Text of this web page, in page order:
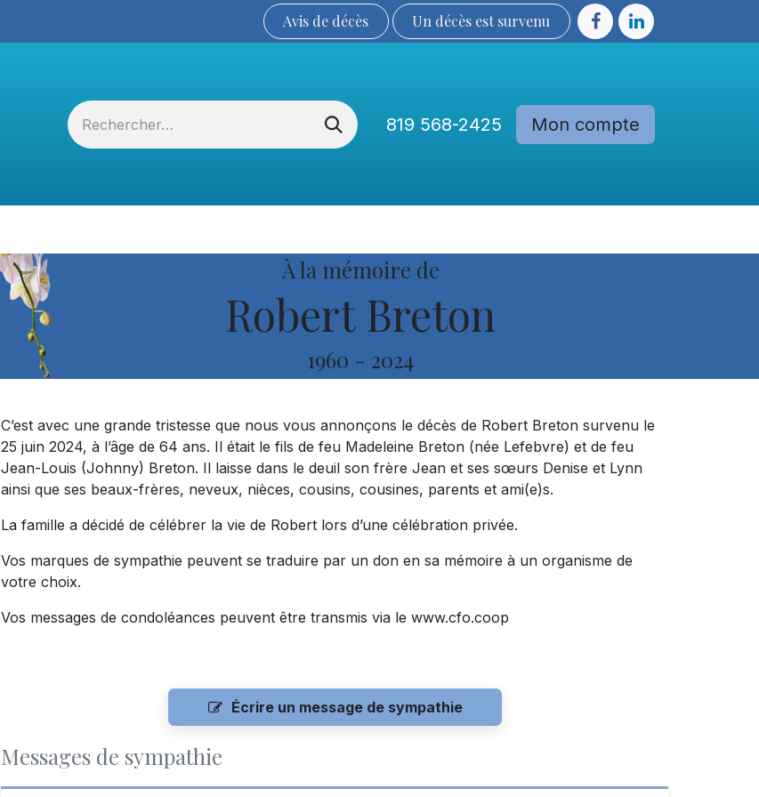
Avis de décès Un décès est sur​​​​​​​​ve​nu​​​​​​​​​​
819 568-2425 Mon compte
À la mémoire de
Robert Breton
1960 - 2024
C’est avec une grande tristesse que nous vous annonçons le décès de Robert Breton survenu le
25 juin 2024, à l’âge de 64 ans. Il était le fils de feu Madeleine Breton (née Lefebvre) et de feu
Jean-Louis (Johnny) Breton. Il laisse dans le deuil son frère Jean et ses sœurs Denise et Lynn
ainsi que ses beaux-frères, neveux, nièces, cousins, cousines, parents et ami(e)s.
La famille a décidé de célébrer la vie de Robert lors d’une célébration privée.
Vos marques de sympathie peuvent se traduire par un don en sa mémoire à un organisme de
votre choix.
Vos messages de condoléances peuvent être transmis via le www.cfo.coop
Écrire un message de sympathie
Messages de sympathie